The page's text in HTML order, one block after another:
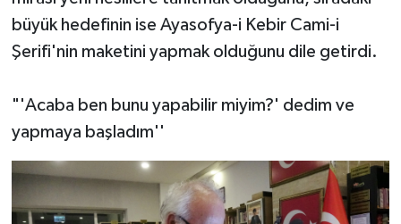
büyük hedefinin ise Ayasofya-i Kebir Cami-i
Şerifi'nin maketini yapmak olduğunu dile getirdi.
"'Acaba ben bunu yapabilir miyim?' dedim ve
yapmaya başladım''